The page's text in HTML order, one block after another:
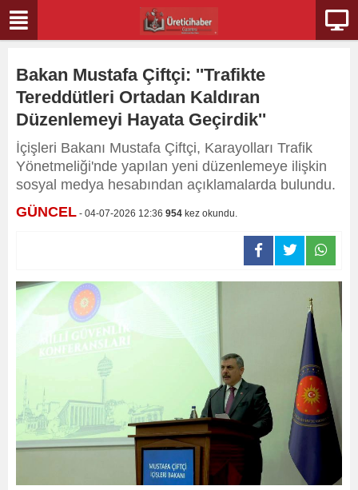
Bakan Mustafa Çiftçi: ''Trafikte
Tereddütleri Ortadan Kaldıran
Düzenlemeyi Hayata Geçirdik''
İçişleri Bakanı Mustafa Çiftçi, Karayolları Trafik
Yönetmeliği'nde yapılan yeni düzenlemeye ilişkin
sosyal medya hesabından açıklamalarda bulundu.
GÜNCEL - 04-07-2026 12:36 954 kez okundu.